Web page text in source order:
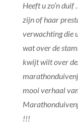
Heeft u zo’n
zijn of haar
verwachting die
wat over de
kwijt wilt over
mooi verhaal
!!!